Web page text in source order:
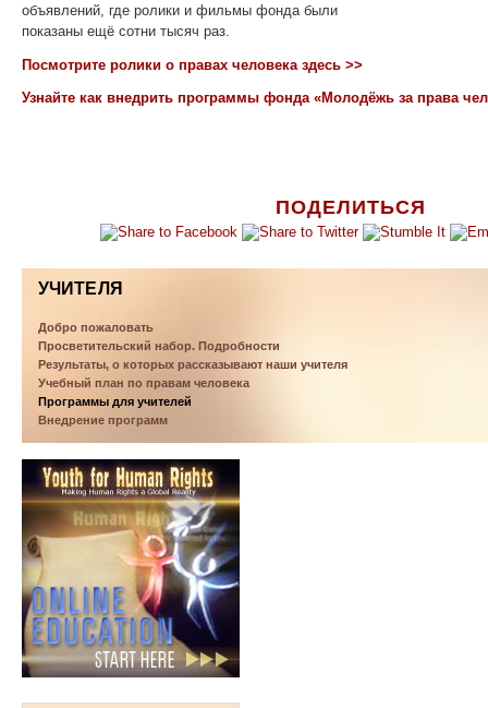
ПОДЕЛИТЬСЯ
УЧИТЕЛЯ
Добро пожаловать
Просветительский набор. Подробности
Результаты, о которых рассказывают наши учителя
Учебный план по правам человека
Программы для учителей
Внедрение программ
объявлений, где ролики и фильмы фонда были
показаны ещё сотни тысяч раз.
Посмотрите ролики о правах человека здесь >>
Узнайте как внедрить программы фонда «Молодёжь за права